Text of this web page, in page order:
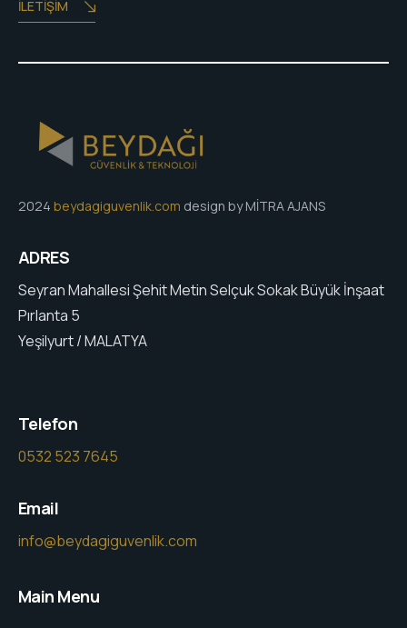
İLETIŞIM
2024 beydagiguvenlik.com design by MİTRA AJANS
ADRES
Seyran Mahallesi Şehit Metin Selçuk Sokak Büyük İnşaat
Pırlanta 5
Yeşilyurt / MALATYA
Telefon
0532 523 7645
Email
info@beydagiguvenlik.com
Main Menu